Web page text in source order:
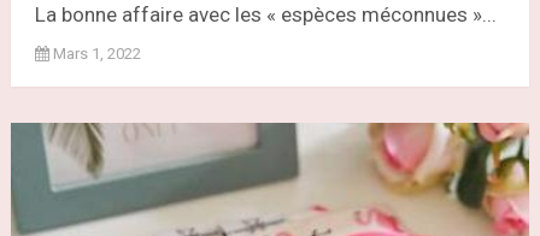
La bonne affaire avec les « espèces méconnues »...
Mars 1, 2022